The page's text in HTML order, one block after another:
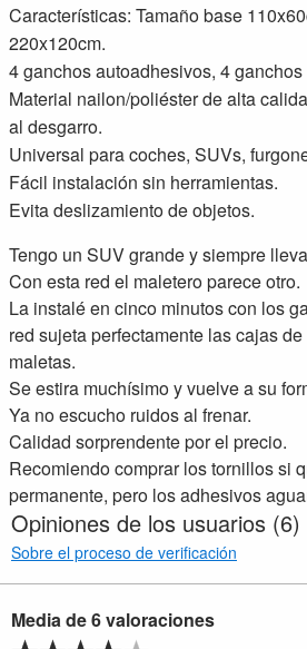
Características: Tamaño base
220x120cm.
4 ganchos autoadhesivos, 4
Material nailon/poliéster de alta
al desgarro.
Universal para coches, SUVs,
Fácil instalación sin herramientas.
Evita deslizamiento de objetos.
Tengo un SUV grande y siempre
Con esta red el maletero parece otro.
La instalé en cinco minutos con los
red sujeta perfectamente las cajas
maletas.
Se estira muchísimo y vuelve a su
Ya no escucho ruidos al frenar.
Calidad sorprendente por el precio.
Recomiendo comprar los tornillos si
permanente, pero los adhesivos
Opiniones de los usuarios (6)
Sobre el proceso de verificación
Media de 6 valoraciones